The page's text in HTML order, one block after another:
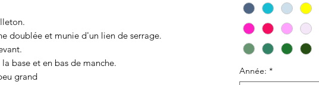
doublée et munie d'un lien de serrage.
base et en bas de manche.
grand
Année: *